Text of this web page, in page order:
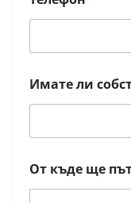
Имате ли
От къде ще